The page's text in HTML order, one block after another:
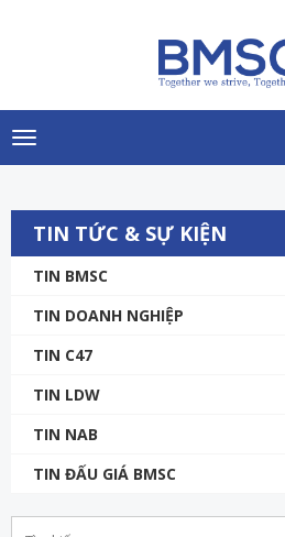
Toggle
navigation
TIN TỨC & SỰ KIỆN
TIN BMSC
TIN DOANH NGHIỆP
TIN C47
TIN LDW
TIN NAB
TIN ĐẤU GIÁ BMSC